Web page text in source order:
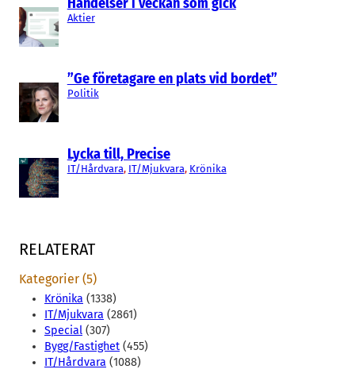
Aktier
”Ge företagare en plats vid bordet”
Politik
Lycka till, Precise
IT/Hårdvara, IT/Mjukvara, Krönika
RELATERAT
Kategorier (5)
Krönika (1338)
IT/Mjukvara (2861)
Special (307)
Bygg/Fastighet (455)
IT/Hårdvara (1088)